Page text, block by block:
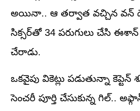
అయినా.. ఆ తర్వాత వచ్చిన వన్ డౌన్
సిక్సర్‌తో 34 పరుగులు చేసి
చేరాడు.
ఒకవైపు వికెట్లు పడుతున్నా
సెంచరీ పూర్తి చేసుకున్న గిల్..